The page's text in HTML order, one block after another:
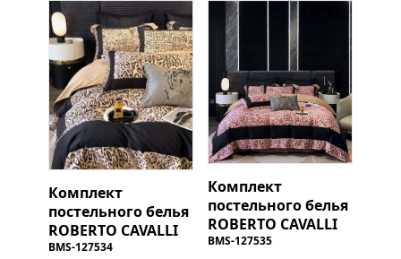
Комплект
постельного белья
ROBERTO CAVALLI
BMS-127534
Комплект
постельного белья
ROBERTO CAVALLI
BMS-127535